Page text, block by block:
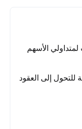
الأسهم
إلى العقود